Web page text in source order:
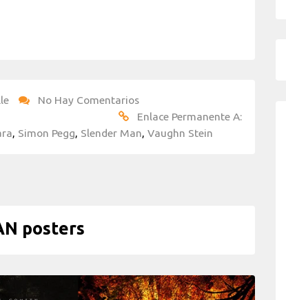
No Hay Comentarios
Enlace Permanente A:
, Simon Pegg, Slender Man, Vaughn Stein
posters